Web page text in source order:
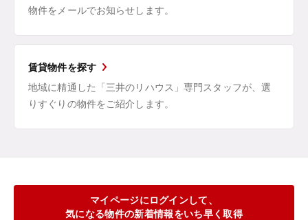
物件をメールでお知らせします。
賃貸物件を探す
地域に精通した「三井のリハウス」専門スタッフが、選
りすぐりの物件をご紹介します。
マイページにログインして、
気になる物件の新着情報をいち早く取得